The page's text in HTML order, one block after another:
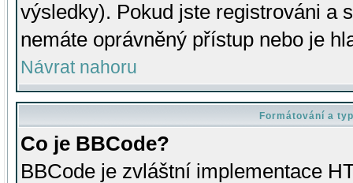
výsledky). Pokud jste registrováni a
nemáte oprávněný přístup nebo je
Návrat nahoru
Formátování a
Co je BBCode?
BBCode je zvláštní implementace